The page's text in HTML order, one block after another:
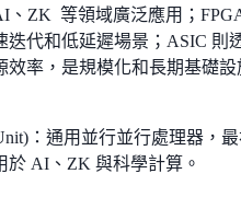
、ZK 等領域廣泛應用；
迭代和低延遲場景；ASIC 則
效率，是規模化和長期基礎設
：通用並行並行處理器，
AI、ZK 與科學計算。